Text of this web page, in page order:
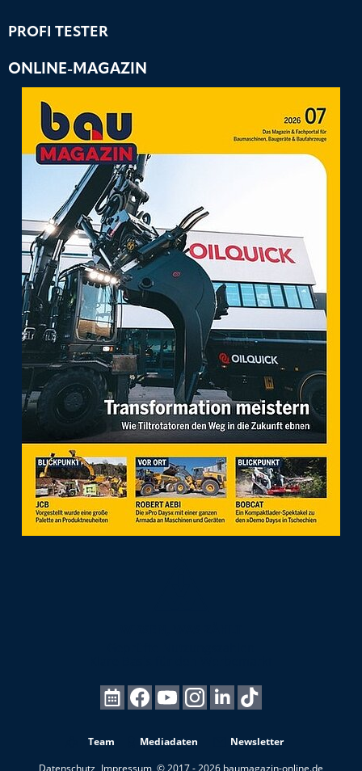
PROFI TESTER
ONLINE-MAGAZIN
Team Mediadaten
Newsletter
Datenschutz Impressum © 2017 - 2026 baumagazin-online.de